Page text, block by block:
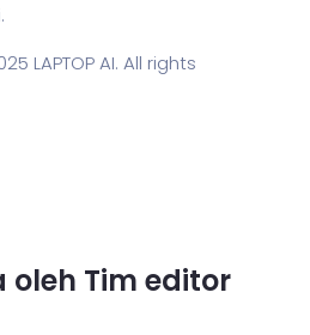
LAPTOP AI. All rights
oleh Tim editor